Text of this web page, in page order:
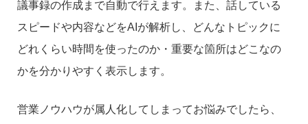
議事録の作成まで自動で行えます。また、話している
スピードや内容などをAIが解析し、どんなトピックに
どれくらい時間を使ったのか・重要な箇所はどこなの
かを分かりやすく表示します。
営業ノウハウが属人化してしまってお悩みでしたら、